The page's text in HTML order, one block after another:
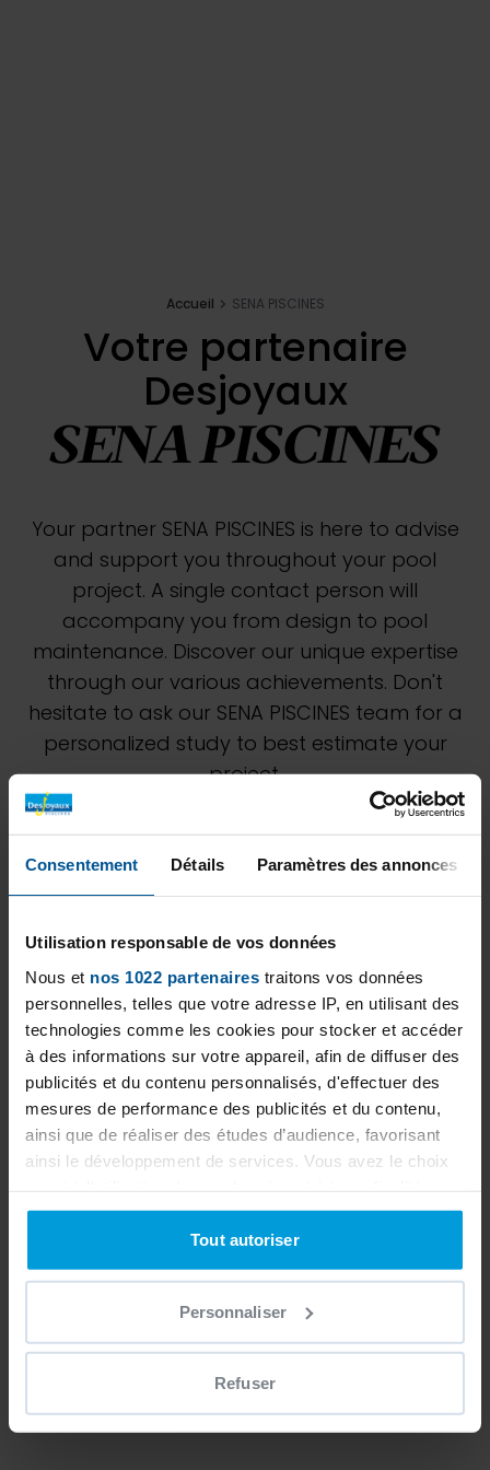
Consentement Détails Paramètres des annonces
Utilisation responsable de vos données
Nous et nos 1022 partenaires traitons vos données
personnelles, telles que votre adresse IP, en utilisant des
technologies comme les cookies pour stocker et accéder
à des informations sur votre appareil, afin de diffuser des
publicités et du contenu personnalisés, d'effectuer des
mesures de performance des publicités et du contenu,
ainsi que de réaliser des études d’audience, favorisant
ainsi le développement de services. Vous avez le choix
Vous pouvez modifier ou retirer votre consentement à
tout moment en consultant la Déclaration relative aux
cookies ou en cliquant sur l'icône de confidentialité.
Si vous le permettez, nous aimerions également :
Collecter des informations sur votre localisation
géographique qui peuvent être précises à plusieurs
Tout autoriser
Personnaliser
Refuser
Desjoyaux
Konfigurator bazena
Accueil SENA PISCINES
Votre partenaire
Desjoyaux
SENA PISCINES
Your partner SENA PISCINES is here to advise
and support you throughout your pool
project. A single contact person will
accompany you from design to pool
maintenance. Discover our unique expertise
through our various achievements. Don't
hesitate to ask our SENA PISCINES team for a
personalized study to best estimate your
project.